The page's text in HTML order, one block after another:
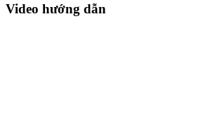
Video hướng dẫn